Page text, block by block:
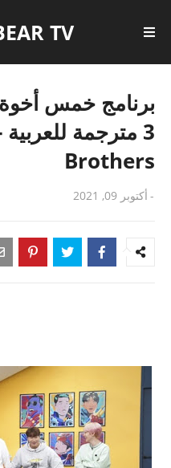
TV
برنامج خمس
Brothers
- أكتوبر 09, 2021